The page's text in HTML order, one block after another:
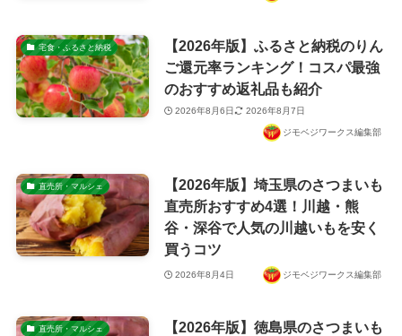
宅食・ふるさと納税
【2026年版】ふるさと納税のりん
ご還元率ランキング！コスパ最強
のおすすめ返礼品も紹介
2026年8月6日 2026年8月7日
ジモベジワークス編集部
直売所・マルシェ
【2026年版】埼玉県のさつまいも
直売所おすすめ4選！川越・熊
谷・深谷で人気の川越いもを安く
買うコツ
2026年8月4日 ジモベジワークス編集部
直売所・マルシェ
【2026年版】徳島県のさつまいも